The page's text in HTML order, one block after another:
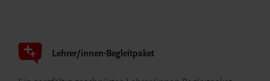
Lehrer/innen-Begleitpaket